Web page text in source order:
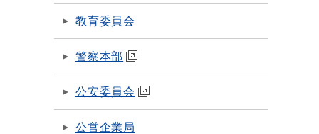
教育委員会
警察本部
公安委員会
公営企業局